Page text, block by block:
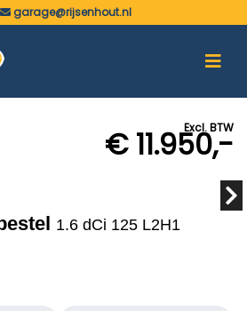
garage@rijsenhout.nl
Excl. BTW
€ 11.950,-
1.6 dCi 125 L2H1